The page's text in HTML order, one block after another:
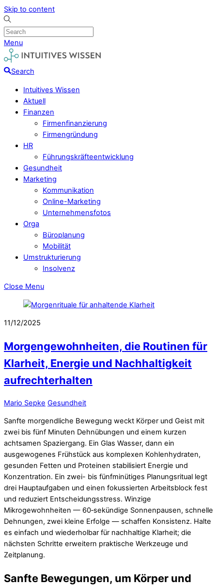
Skip to content
Menu
Search
Intuitives Wissen
Aktuell
Finanzen
Firmenfinanzierung
Firmengründung
HR
Führungskräfteentwicklung
Gesundheit
Marketing
Kommunikation
Online-Marketing
Unternehmensfotos
Orga
Büroplanung
Mobilität
Umstrukturierung
Insolvenz
Close Menu
11/12/2025
Morgengewohnheiten, die Routinen für
Klarheit, Energie und Nachhaltigkeit
aufrechterhalten
Mario Sepke Gesundheit
Sanfte morgendliche Bewegung weckt Körper und Geist mit
zwei bis fünf Minuten Dehnübungen und einem kurzen
achtsamen Spaziergang. Ein Glas Wasser, dann ein
ausgewogenes Frühstück aus komplexen Kohlenhydraten,
gesunden Fetten und Proteinen stabilisiert Energie und
Konzentration. Ein zwei- bis fünfminütiges Planungsritual legt
drei Hauptaufgaben und einen fokussierten Arbeitsblock fest
und reduziert Entscheidungsstress. Winzige
Mikrogewohnheiten — 60‑sekündige Sonnenpausen, schnelle
Dehnungen, zwei kleine Erfolge — schaffen Konsistenz. Halte
es einfach und wiederholbar für nachhaltige Klarheit; die
nächsten Schritte erweitern praktische Werkzeuge und
Zeitplanung.
Sanfte Bewegungen, um Körper und